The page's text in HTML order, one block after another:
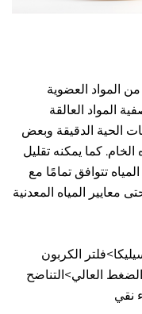
يمكن لنظام تنقية المياه التخلص بفعالية من المواد العضوية
الموحلة والحديد والمنجنيز والأكسيد، وتصفية المواد العالقة
والغرويات والأكسجين المتبقي من الكائنات الحية الدقيقة وبعض
أيونات المعادن المرتفعة في موارد المياه الخام. كما يمكنه تقليل
عسر المياه لجعل جميع مواصفات جودة المياه تتوافق تمامًا مع
معايير مياه الشرب العذبة في الولاية، وحتى معايير المياه المعدنية
النشط>مبادل أيونات الصوديوم>مضخة الضغط العالي>التناضح